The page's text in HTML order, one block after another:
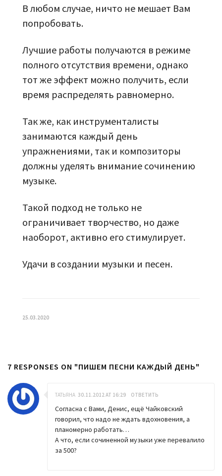
В любом случае, ничто не мешает Вам
попробовать.
Лучшие работы получаются в режиме
полного отсутствия времени, однако
тот же эффект можно получить, если
время распределять равномерно.
Так же, как инструменталисты
занимаются каждый день
упражнениями, так и композиторы
должны уделять внимание сочинению
музыке.
Такой подход не только не
ограничивает творчество, но даже
наоборот, активно его стимулирует.
Удачи в создании музыки и песен.
25.03.2020
7 RESPONSES ON "ПИШЕМ ПЕСНИ КАЖДЫЙ ДЕНЬ"
ТАТЬЯНА 30.11.2012 AT 16:29 ОТВЕТИТЬ
Согласна с Вами, Денис, ещё Чайковский
говорил, что надо не ждать вдохновения, а
планомерно работать…
А что, если сочиненной музыки уже перевалило
за 500?